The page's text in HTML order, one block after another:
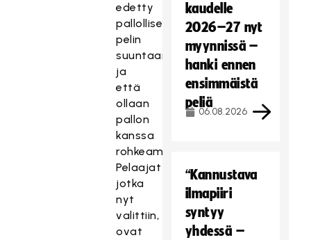
edetty
pallollisemman
pelin
suuntaan
ja
että
ollaan
pallon
kanssa
rohkeampia.
Pelaajat
jotka
nyt
valittiin,
ovat
kaudelle
2026–27 nyt
myynnissä –
hanki ennen
ensimmäistä
peliä
06.08.2026
“Kannustava
ilmapiiri
syntyy
yhdessä –